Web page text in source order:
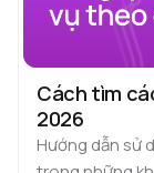
Cách tìm
2026
Hướng dẫn sử